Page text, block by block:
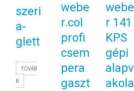
szeri
a-
glett
TOVÁB
B
webe
r.col
profi
csem
pera
gaszt
webe
r 141
KPS
gépi
alapv
akola